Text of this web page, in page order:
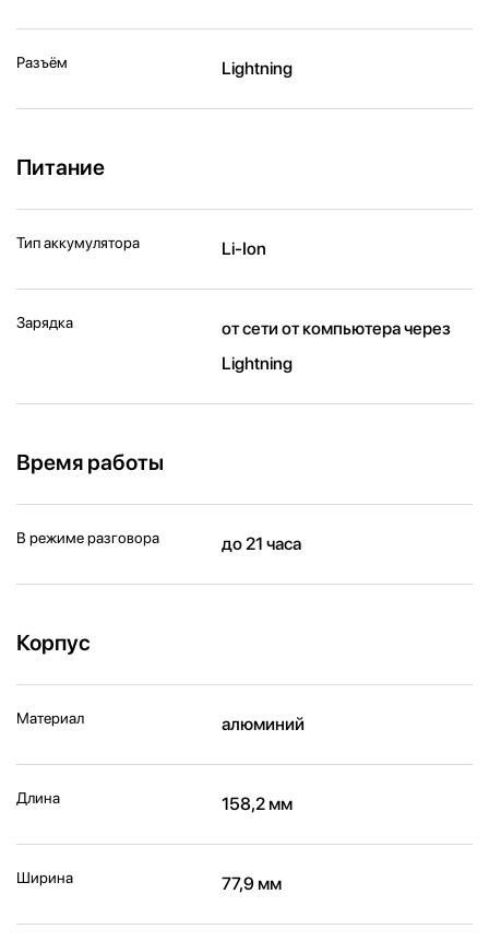
Разъём Lightning
Питание
Тип аккумулятора Li-Ion
Зарядка
от сети от компьютера через
Lightning
Время работы
В режиме разговора до 21 часа
Корпус
Материал алюминий
Длина 158,2 мм
Ширина 77,9 мм